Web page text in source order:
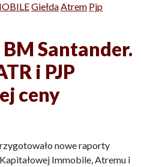
GiełdaAtrem Pjp
Santander.
i PJP
ceny
nowe raporty
Immobile, Atremu i